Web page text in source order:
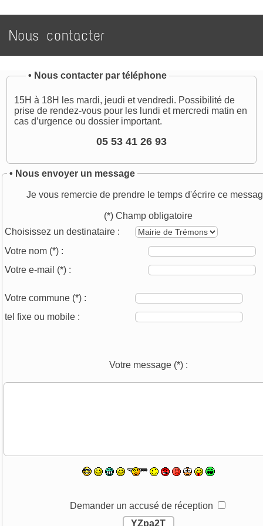
Nous contacter
• Nous contacter par téléphone
15H à 18H les mardi, jeudi et vendredi. Possibilité de
prise de rendez-vous pour les lundi et mercredi matin en
cas d’urgence ou dossier important.
05 53 41 26 93
• Nous envoyer un message
Je vous remercie de prendre le temps d'écrire ce
(*) Champ obligatoire
Choisissez un destinataire :
Votre nom (*) :
Votre e-mail (*) :
Votre commune (*) :
tel fixe ou mobile :
Votre message (*):
Demander un accusé de réception
YZpa2T